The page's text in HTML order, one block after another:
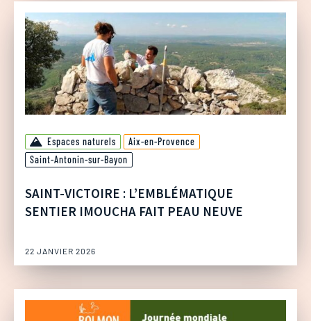
Espaces naturels
Aix-en-Provence
Saint-Antonin-sur-Bayon
SAINT-VICTOIRE : L’EMBLÉMATIQUE
SENTIER IMOUCHA FAIT PEAU NEUVE
22 JANVIER 2026